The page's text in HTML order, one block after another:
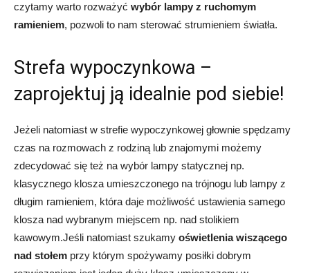
czytamy warto rozważyć wybór lampy z ruchomym
ramieniem, pozwoli to nam sterować strumieniem światła.
Strefa wypoczynkowa –
zaprojektuj ją idealnie pod siebie!
Jeżeli natomiast w strefie wypoczynkowej głownie spędzamy
czas na rozmowach z rodziną lub znajomymi możemy
zdecydować się też na wybór lampy statycznej np.
klasycznego klosza umieszczonego na trójnogu lub lampy z
długim ramieniem, która daje możliwość ustawienia samego
klosza nad wybranym miejscem np. nad stolikiem
kawowym.Jeśli natomiast szukamy oświetlenia wiszącego
nad stołem przy którym spożywamy posiłki dobrym